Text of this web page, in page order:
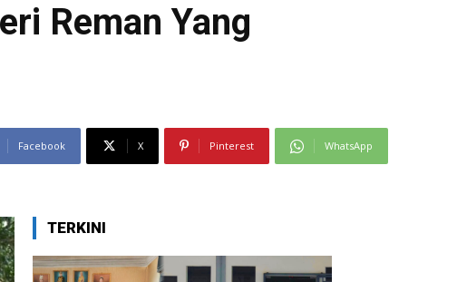
Reman Yang
Facebook X Pinterest WhatsApp
TERKINI